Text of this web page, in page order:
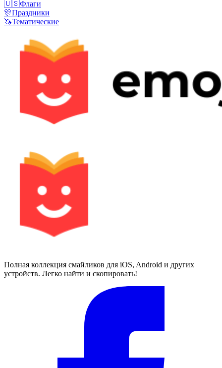
🇺🇸Флаги
🎊Праздники
🦄Тематические
Полная коллекция смайликов для iOS, Android и других
устройств. Легко найти и скопировать!